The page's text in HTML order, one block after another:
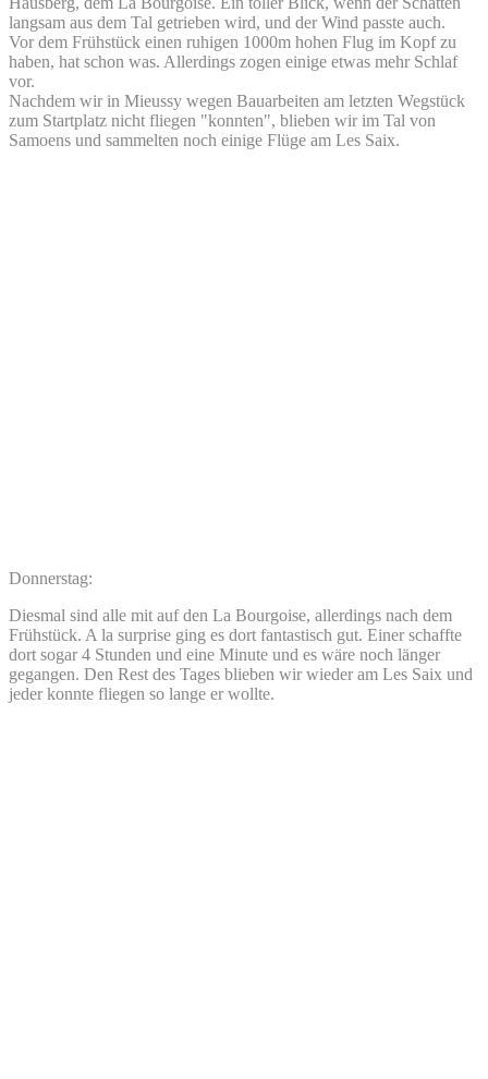
langsam aus dem Tal getrieben wird, und der Wind passte auch.
Vor dem Frühstück einen ruhigen 1000m hohen Flug im Kopf zu
haben, hat schon was. Allerdings zogen einige etwas mehr Schlaf
vor.
Nachdem wir in Mieussy wegen Bauarbeiten am letzten Wegstück
zum Startplatz nicht fliegen "konnten", blieben wir im Tal von
Samoens und sammelten noch einige Flüge am Les Saix.
Donnerstag:
Diesmal sind alle mit auf den La Bourgoise, allerdings nach dem
Frühstück. A la surprise ging es dort fantastisch gut. Einer schaffte
dort sogar 4 Stunden und eine Minute und es wäre noch länger
gegangen. Den Rest des Tages blieben wir wieder am Les Saix und
jeder konnte fliegen so lange er wollte.